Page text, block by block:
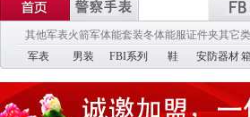
其他军表火箭军体能套装冬体能服证件夹其它类
军表
男装 FBI系列 鞋 安防器材